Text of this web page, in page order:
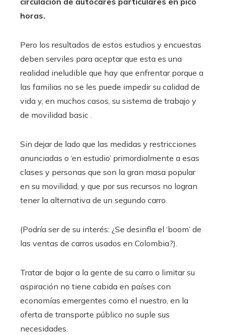
horas.
Pero los resultados de estos estudios y encuestas
deben serviles para aceptar que esta es una
realidad ineludible que hay que enfrentar porque a
las familias no se les puede impedir su calidad de
vida y, en muchos casos, su sistema de trabajo y
de movilidad basic .
Sin dejar de lado que las medidas y restricciones
anunciadas o ‘en estudio’ primordialmente a esas
clases y personas que son la gran masa popular
en su movilidad, y que por sus recursos no logran
tener la alternativa de un segundo carro.
(Podría ser de su interés: ¿Se desinfla el ‘boom’ de
las ventas de carros usados ​​en Colombia?).
Tratar de bajar a la gente de su carro o limitar su
aspiración no tiene cabida en países con
economías emergentes como el nuestro, en la
oferta de transporte público no suple sus
necesidades.